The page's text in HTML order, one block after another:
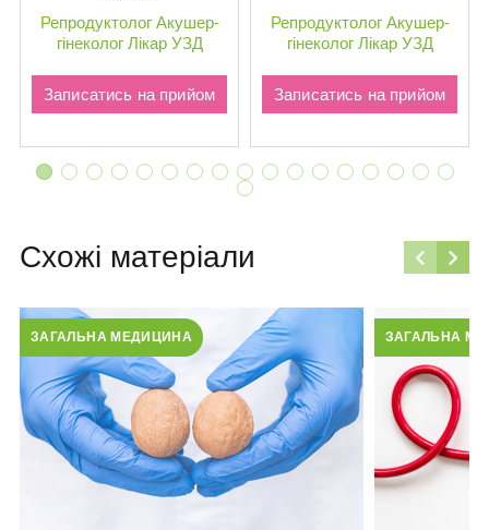
Репродуктолог Акушер-
гінеколог Лікар УЗД
Записатись на прийом
Репродуктолог Акушер-
гінеколог Лікар УЗД
Записатись на прийом
Схожі матеріали
ЗАГАЛЬНА МЕДИЦИНА ЗАГАЛЬНА